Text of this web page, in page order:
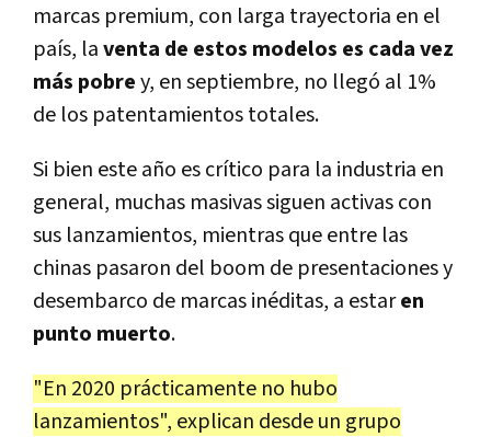
marcas premium, con larga trayectoria en el
país, laventa de estos modelos es cada vez
más pobrey, en septiembre, no llegó al 1%
de los patentamientos totales.
Si bien este año es crítico para la industria en
general, muchas masivas siguen activas con
sus lanzamientos, mientras que entre las
chinas pasaron del boom de presentaciones y
desembarco de marcas inéditas, a estaren
punto muerto.
"En 2020 prácticamente no hubo
lanzamientos", explican desde un grupo